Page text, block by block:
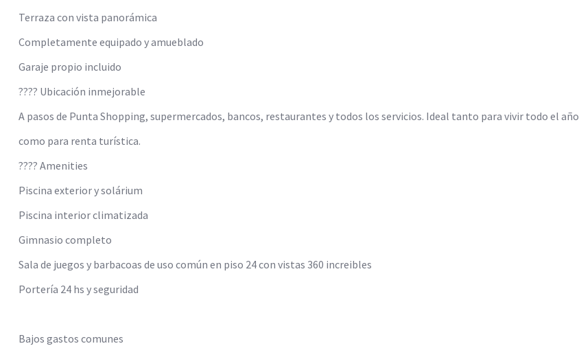
Terraza con vista panorámica
Completamente equipado y amueblado
Garaje propio incluido
???? Ubicación inmejorable
A pasos de Punta Shopping, supermercados, bancos, restaurantes y todos los servicios. Ideal tanto para vivir todo el año
como para renta turística.
???? Amenities
Piscina exterior y solárium
Piscina interior climatizada
Gimnasio completo
Sala de juegos y barbacoas de uso común en piso 24 con vistas 360 increibles
Portería 24 hs y seguridad
Bajos gastos comunes